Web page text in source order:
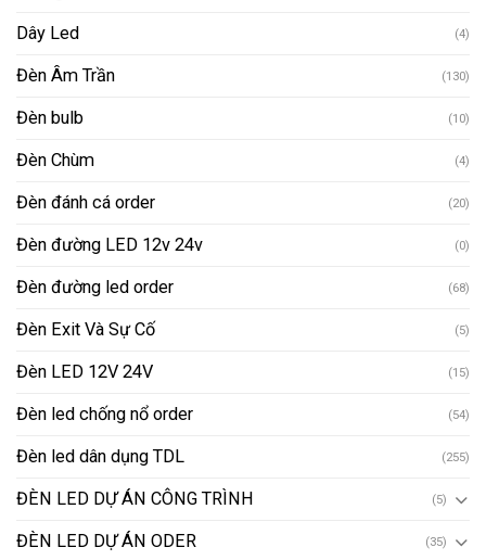
Dây Led (4)
Đèn Âm Trần (130)
Đèn bulb (10)
Đèn Chùm (4)
Đèn đánh cá order (20)
Đèn đường LED 12v 24v (0)
Đèn đường led order (68)
Đèn Exit Và Sự Cố (5)
Đèn LED 12V 24V (15)
Đèn led chống nổ order (54)
Đèn led dân dụng TDL (255)
ĐÈN LED DỰ ÁN CÔNG TRÌNH (5)
ĐÈN LED DỰ ÁN ODER (35)